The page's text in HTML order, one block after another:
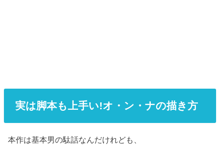
実は脚本も上手い!オ・ン・ナの描き方
本作は基本男の駄話なんだけれども、